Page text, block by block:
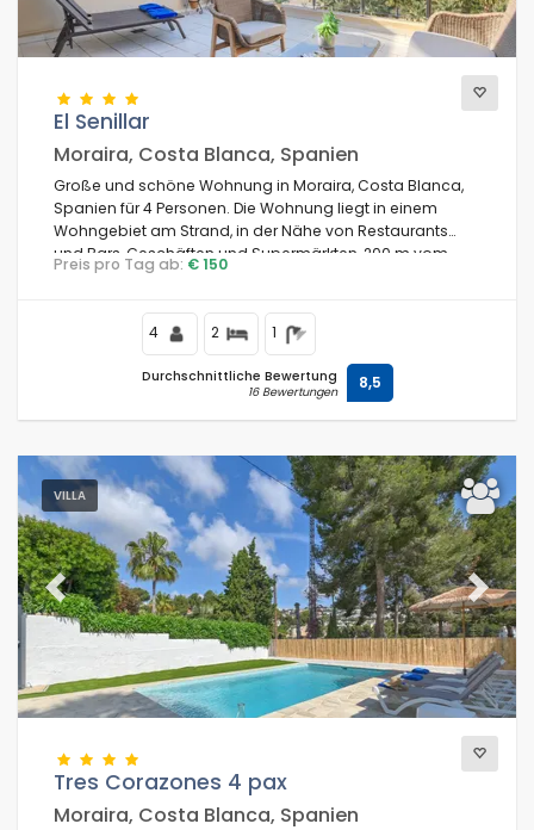
El Senillar
Moraira, Costa Blanca, Spanien
Große und schöne Wohnung in Moraira, Costa Blanca,
Spanien für 4 Personen. Die Wohnung liegt in einem
Wohngebiet am Strand, in der Nähe von Restaurants
und Bars, Geschäften und Supermärkten, 200 m vom
Strand Playa de L'Ampolla und 0,2 km vom Mittelmeer
Preis pro Tag ab: € 150
4 2 1
Durchschnittliche Bewertung
16 Bewertungen 8,5
VILLA
Previous Next
Tres Corazones 4 pax
Moraira, Costa Blanca, Spanien